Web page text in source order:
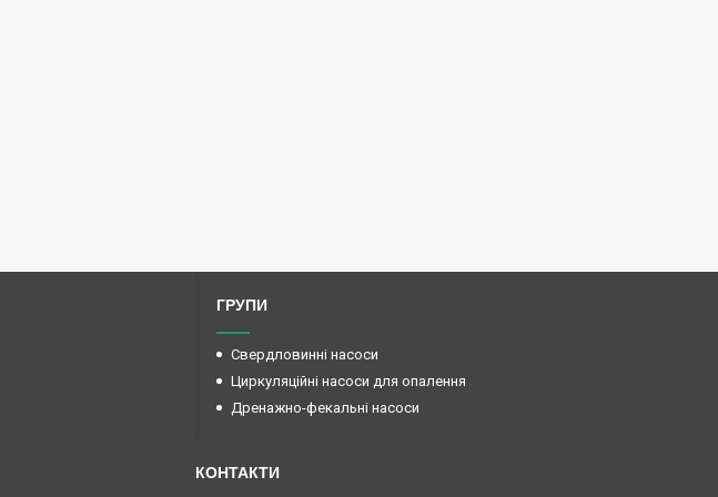
ГРУПИ
Свердловинні насоси
Циркуляційні насоси для опалення
Дренажно-фекальні насоси